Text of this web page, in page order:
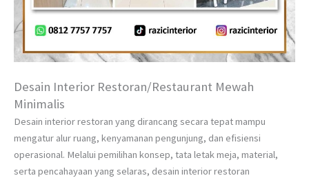
Desain Interior Restoran/Restaurant Mewah
Minimalis
Desain interior restoran yang dirancang secara tepat mampu
mengatur alur ruang, kenyamanan pengunjung, dan efisiensi
operasional. Melalui pemilihan konsep, tata letak meja, material,
serta pencahayaan yang selaras, desain interior restoran